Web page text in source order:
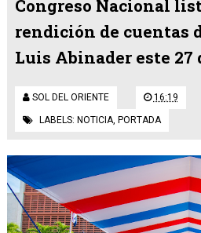
Congreso Nacional
rendición de cuentas
Luis Abinader este 27
SOL DEL ORIENTE 16:19
LABELS: NOTICIA, PORTADA